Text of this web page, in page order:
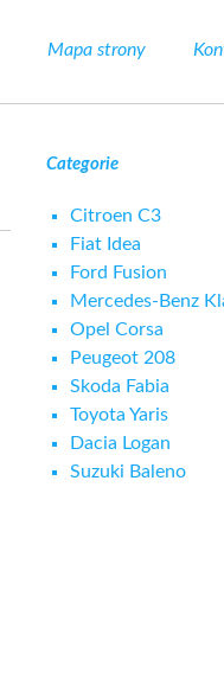
Mapa strony
Categorie
Citroen C3
Fiat Idea
Ford Fusion
Mercedes-Benz
Opel Corsa
Peugeot 208
Skoda Fabia
Toyota Yaris
Dacia Logan
Suzuki Baleno